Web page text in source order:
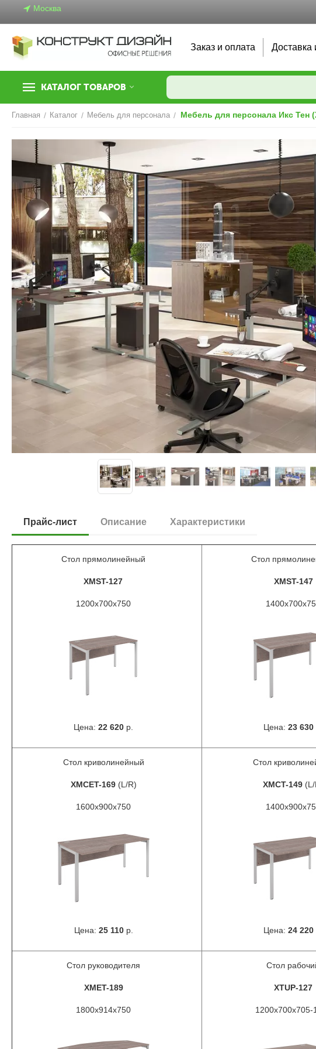
Москва
Заказ и оплата Доставка
КАТАЛОГ ТОВАРОВ
Главная / Каталог / Мебель для персонала / Мебель для персонала Икс Тен
Прайс-лист Описание Характеристики
Стол прямолинейный
XMST-127
1200x700x750
Цена: 22 620 р.
Стол
XMST-147
Цена: 23 630
Стол криволинейный
XMCET-169(L/R)
1600x900x750
Цена: 25 110р.
Стол
XMCT-149
Цена: 24 220
Стол руководителя
XMET-189
1800x914x750
Стол
XTUP-127
1200x700x705-